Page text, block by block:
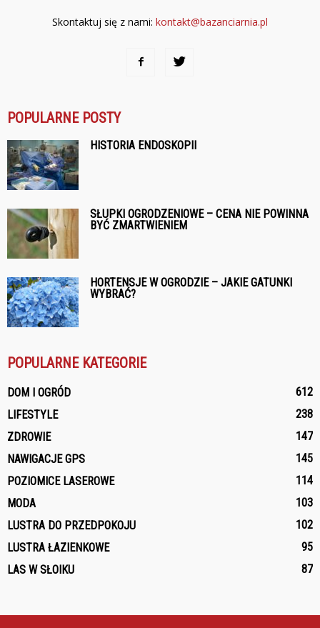
Skontaktuj się z nami: kontakt@bazanciarnia.pl
POPULARNE POSTY
HISTORIA ENDOSKOPII
SŁUPKI OGRODZENIOWE – CENA NIE POWINNA
BYĆ ZMARTWIENIEM
HORTENSJE W OGRODZIE – JAKIE GATUNKI
WYBRAĆ?
POPULARNE KATEGORIE
DOM I OGRÓD
612
LIFESTYLE
238
ZDROWIE
147
NAWIGACJE GPS
145
POZIOMICE LASEROWE
114
MODA
103
LUSTRA DO PRZEDPOKOJU
102
LUSTRA ŁAZIENKOWE
95
LAS W SŁOIKU
87